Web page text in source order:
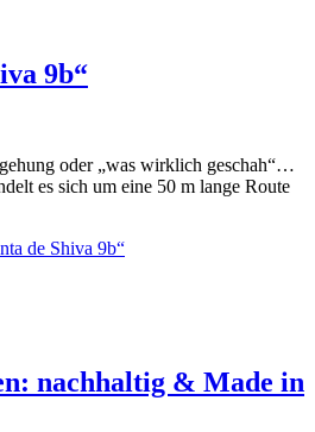
9b“
oder „was wirklich geschah“…
es sich um eine 50 m lange Route
de Shiva 9b“
nachhaltig & Made in